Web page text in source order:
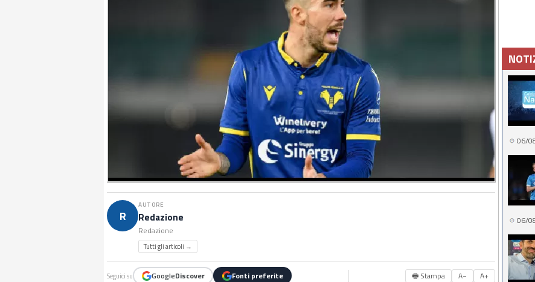
R
AUTORE
Redazione
Redazione
Tutti gli articoli →
Seguici su GoogleDiscover Fonti preferite 🖶 Stampa A− A+
06/
06/